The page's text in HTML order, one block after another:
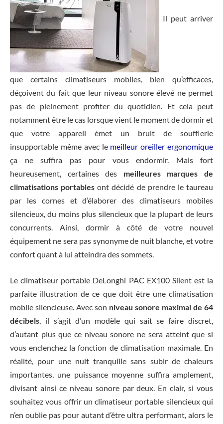
Il peut arriver
que certains climatiseurs mobiles, bien qu’efficaces,
déçoivent du fait que leur niveau sonore élevé ne permet
pas de pleinement profiter du quotidien. Et cela peut
notamment être le cas lorsque vient le moment de dormir et
que votre appareil émet un bruit de soufflerie
insupportable même avec le meilleur oreiller ergonomique
ça ne suffira pas pour vous endormir. Mais fort
heureusement, certaines des meilleures marques de
climatisations portables ont décidé de prendre le taureau
par les cornes et d’élaborer des climatiseurs mobiles
silencieux, du moins plus silencieux que la plupart de leurs
concurrents. Ainsi, dormir à côté de votre nouvel
équipement ne sera pas synonyme de nuit blanche, et votre
confort quant à lui atteindra des sommets.
Le climatiseur portable DeLonghi PAC EX100 Silent est la
parfaite illustration de ce que doit être une climatisation
mobile silencieuse. Avec son niveau sonore maximal de 64
décibels, il s’agit d’un modèle qui sait se faire discret,
d’autant plus que ce niveau sonore ne sera atteint que si
vous enclenchez la fonction de climatisation maximale. En
réalité, pour une nuit tranquille sans subir de chaleurs
importantes, une puissance moyenne suffira amplement,
divisant ainsi ce niveau sonore par deux. En clair, si vous
souhaitez vous offrir un climatiseur portable silencieux qui
n’en oublie pas pour autant d’être ultra performant, alors le